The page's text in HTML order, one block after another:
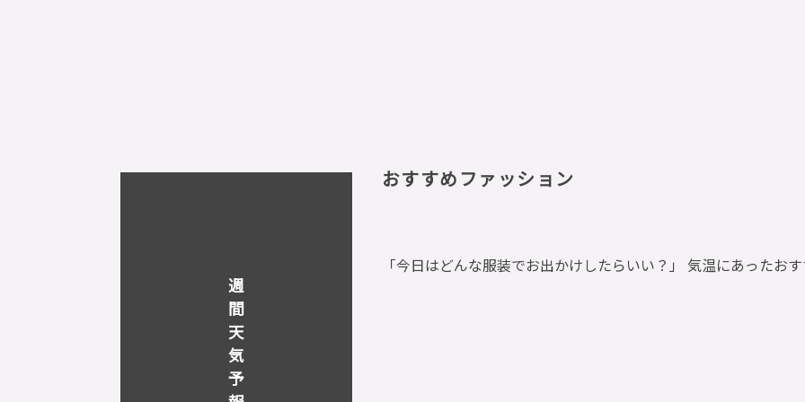
週
間
天
気
予
おすすめファッション
「今日はどんな服装でお出かけしたらいい？」 気温にあったお